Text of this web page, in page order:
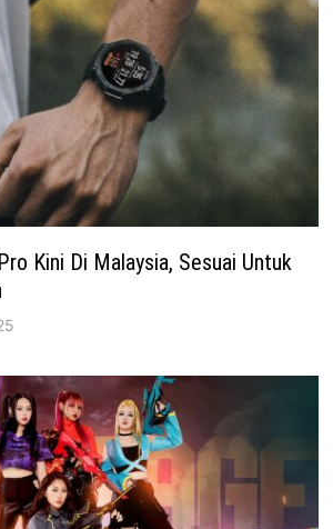
Kini Di Malaysia, Sesuai Untuk